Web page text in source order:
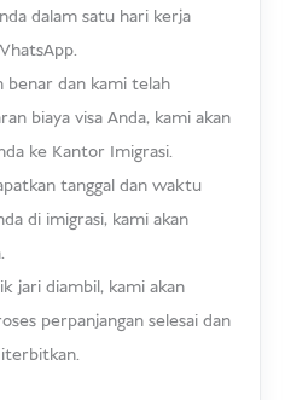
dalam satu hari kerja
benar dan kami telah
biaya visa Anda, kami akan
ke Kantor Imigrasi.
tanggal dan waktu
di imigrasi, kami akan
jari diambil, kami akan
perpanjangan selesai dan